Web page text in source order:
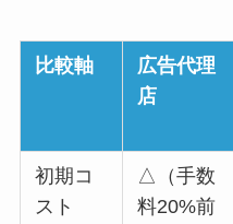
比較軸
広告代理
店
初期コ
スト
△（手数
料20%前